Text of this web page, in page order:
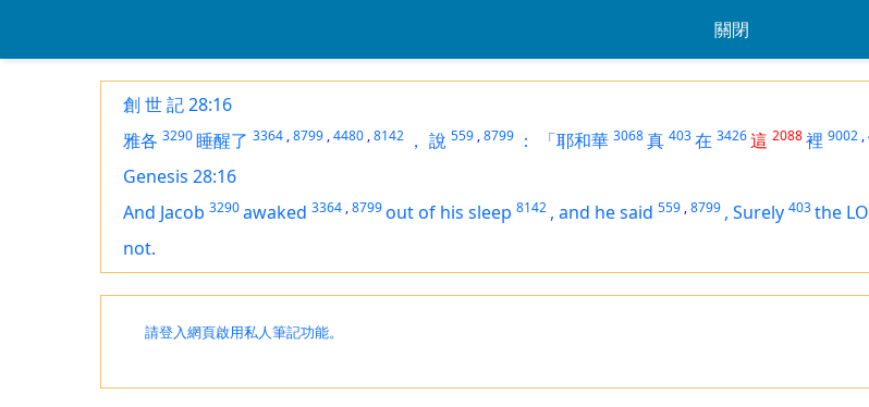
關閉
創 世 記 28:16
雅各 3290睡醒了 3364 ,8799 ,4480 ,8142 ， 說 559 ,8799 ： 「耶和華 3068真 403在 3426這 2088裡 9002 ,
Genesis 28:16
And Jacob 3290awaked 3364 ,8799out of his sleep 8142 , and he said 559 ,8799 , Surely 403the
not.
請登入網頁啟用私人筆記功能。